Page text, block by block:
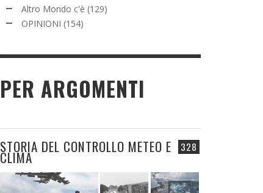
Altro Mondo c'è (129)
OPINIONI (154)
PER ARGOMENTI
328
STORIA DEL CONTROLLO METEO E
CLIMA